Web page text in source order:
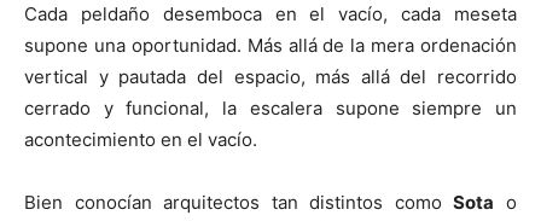
Cada peldaño desemboca en el vacío, cada meseta
supone una oportunidad. Más allá de la mera ordenación
vertical y pautada del espacio, más allá del recorrido
cerrado y funcional, la escalera supone siempre un
acontecimiento en el vacío.
Bien conocían arquitectos tan distintos comoSota o